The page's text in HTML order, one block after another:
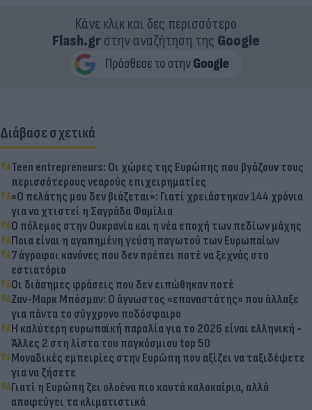
Κάνε κλικ και δες περισσότερο
Flash.grστην αναζήτηση της Google
Διάβασε σχετικά
Teen entrepreneurs: Οι χώρες της Ευρώπης που βγάζουν τους
περισσότερους νεαρούς επιχειρηματίες
«Ο πελάτης μου δεν βιάζεται»: Γιατί χρειάστηκαν 144 χρόνια
για να χτιστεί η Σαγράδα Φαμίλια
Ο πόλεμος στην Ουκρανία και η νέα εποχή των πεδίων μάχης
Ποια είναι η αγαπημένη γεύση παγωτού των Ευρωπαίων
7 άγραφοι κανόνες που δεν πρέπει ποτέ να ξεχνάς στο
εστιατόριο
Οι διάσημες φράσεις που δεν ειπώθηκαν ποτέ
Ζαν-Μαρκ Μπόσμαν: Ο άγνωστος «επαναστάτης» που άλλαξε
για πάντα το σύγχρονο ποδόσφαιρο
Η καλύτερη ευρωπαϊκή παραλία για το 2026 είναι ελληνική -
Άλλες 2 στη λίστα του παγκόσμιου top 50
Μοναδικές εμπειρίες στην Ευρώπη που αξίζει να ταξιδέψετε
για να ζήσετε
Γιατί η Ευρώπη ζει ολοένα πιο καυτά καλοκαίρια, αλλά
αποφεύγει τα κλιματιστικά